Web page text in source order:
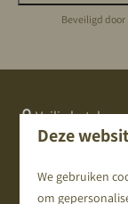
Beveiligd door
Veilig betalen
Deze
We gebruiken
om